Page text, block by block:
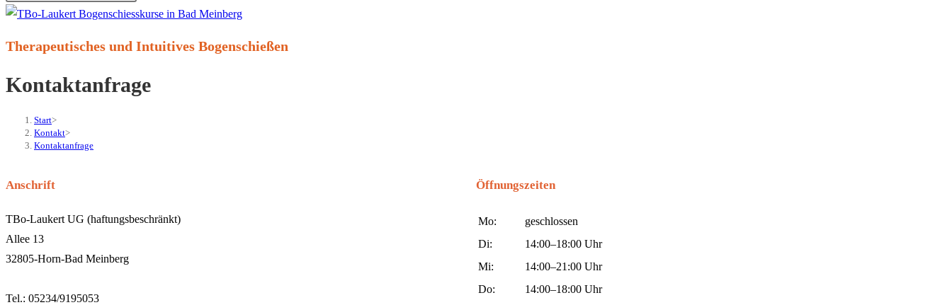
Website
Therapeutisches und Intuitives Bogenschießen
Kontaktanfrage
Start>
Kontakt>
Kontaktanfrage
Anschrift
TBo-Laukert UG (haftungsbeschränkt)
Allee 13
32805-Horn-Bad Meinberg
Tel.: 05234/9195053
Öffnungszeiten
Mo:
geschlossen
Di:
14:00–18:00 Uhr
Mi:
14:00–21:00 Uhr
Do:
14:00–18:00 Uhr